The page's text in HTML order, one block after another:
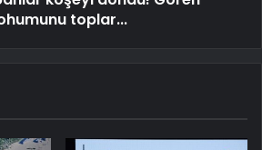
toplar...